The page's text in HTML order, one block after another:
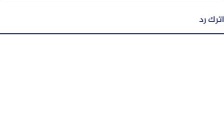
اترك رد